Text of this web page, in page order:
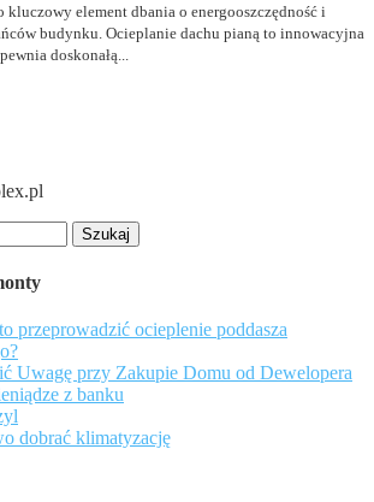
kluczowy element dbania o energooszczędność i
budynku. Ocieplanie dachu pianą to innowacyjna
doskonałą...
przeprowadzić ocieplenie poddasza
Uwagę przy Zakupie Domu od Dewelopera
z banku
dobrać klimatyzację